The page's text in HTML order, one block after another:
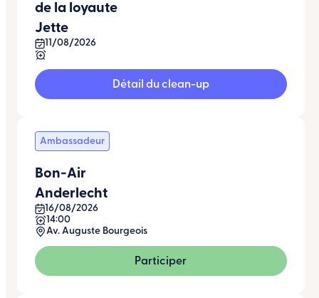
de la loyaute
Jette
11/08/2026
Détail du clean-up
Ambassadeur
Bon-Air
Anderlecht
16/08/2026
14:00
Av. Auguste Bourgeois
Participer